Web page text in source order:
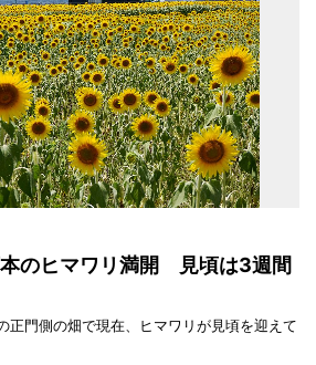
のヒマワリ満開 見頃は3週間
正門側の畑で現在、ヒマワリが見頃を迎えて